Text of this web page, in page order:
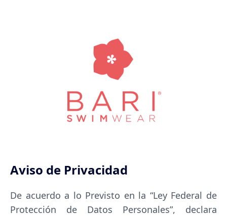
Aviso de Privacidad
De acuerdo a lo Previsto en la “Ley Federal de
Protección de Datos Personales”, declara